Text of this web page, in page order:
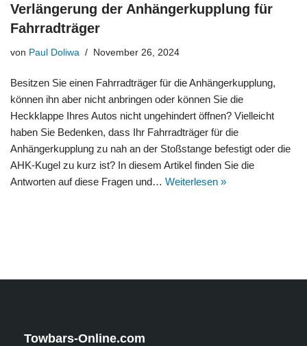
Verlängerung der Anhängerkupplung für
Fahrradträger
von Paul Doliwa November 26, 2024
Besitzen Sie einen Fahrradträger für die Anhängerkupplung,
können ihn aber nicht anbringen oder können Sie die
Heckklappe Ihres Autos nicht ungehindert öffnen? Vielleicht
haben Sie Bedenken, dass Ihr Fahrradträger für die
Anhängerkupplung zu nah an der Stoßstange befestigt oder die
AHK-Kugel zu kurz ist? In diesem Artikel finden Sie die
Antworten auf diese Fragen und… Weiterlesen »
Towbars-Online.com